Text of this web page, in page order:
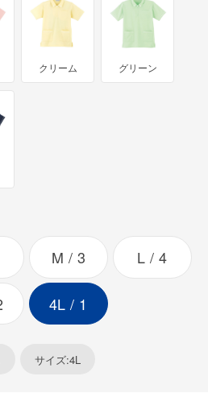
クリーム グリーン
M 3 L 4
4L 1
サイズ:4L